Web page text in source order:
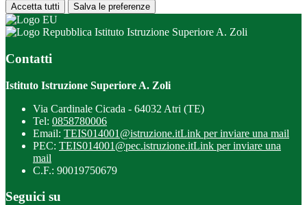
Accetta tutti Salva le preferenze
Istituto Istruzione Superiore A. Zoli
Contatti
Istituto Istruzione Superiore A. Zoli
Via Cardinale Cicada - 64032 Atri (TE)
Tel: 0858780006
Email: TEIS014001@istruzione.itLink per inviare una mail
PEC: TEIS014001@pec.istruzione.itLink per inviare una
mail
C.F.: 90019750679
Seguici su